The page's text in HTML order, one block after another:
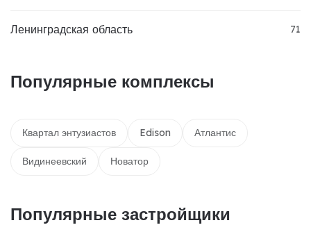
Ленинградская область 71
Популярные комплексы
Квартал энтузиастов Edison Атлантис
Видинеевский Новатор
Популярные застройщики